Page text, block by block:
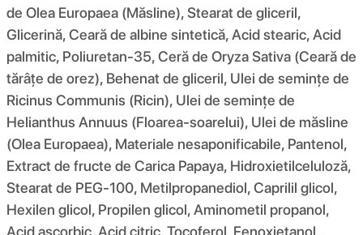
de Olea Europaea (Măsline), Stearat de gliceril,
Glicerină, Ceară de albine sintetică, Acid stearic, Acid
palmitic, Poliuretan-35, Ceră de Oryza Sativa (Ceară de
tărâțe de orez), Behenat de gliceril, Ulei de semințe de
Ricinus Communis (Ricin), Ulei de semințe de
Helianthus Annuus (Floarea-soarelui), Ulei de măsline
(Olea Europaea), Materiale nesaponificabile, Pantenol,
Extract de fructe de Carica Papaya, Hidroxietilceluloză,
Stearat de PEG-100, Metilpropanediol, Caprilil glicol,
Hexilen glicol, Propilen glicol, Aminometil propanol,
Acid ascorbic, Acid citric, Tocoferol, Fenoxietanol,